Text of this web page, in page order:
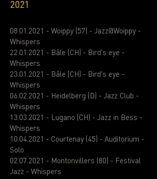
2021
08.01.2021 - Woippy (57) - Jazz@Woippy -
Whispers
22.01.2021 - Bâle (CH) - Bird's eye -
Whispers
23.01.2021 - Bâle (CH) - Bird's eye -
Whispers
06.02.2021 - Heidelberg (D) - Jazz Club -
Whispers
13.03.2021 - Lugano (CH) - Jazz in Bess -
Whispers
10.04.2021 - Courtenay (45) - Auditorium -
Solo
02.07.2021 - Montonvillers (80) - Festival
Jazz - Whispers